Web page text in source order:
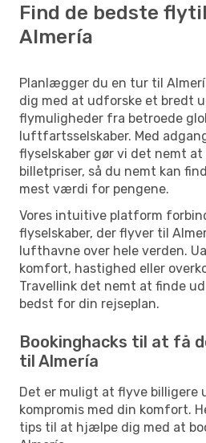
Find de bedste
Almería
Planlægger du en tur til
dig med at udforske et bredt
flymuligheder fra betroede
luftfartsselskaber. Med
flyselskaber gør vi det nemt at
billetpriser, så du nemt kan
mest værdi for pengene.
Vores intuitive platform
flyselskaber, der flyver til
lufthavne over hele verden.
komfort, hastighed eller
Travellink det nemt at finde
bedst for din rejseplan.
Bookinghacks til at få
til Almería
Det er muligt at flyve billigere
kompromis med din komfort.
tips til at hjælpe dig med at